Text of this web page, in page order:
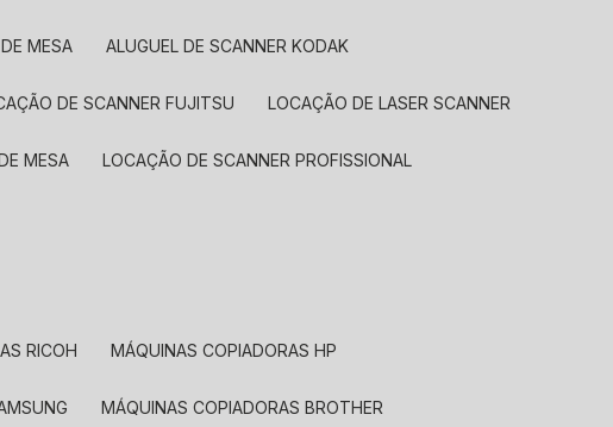
DE MESA ALUGUEL DE SCANNER KODAK
DE SCANNER FUJITSU LOCAÇÃO DE LASER SCANNER
MESA LOCAÇÃO DE SCANNER PROFISSIONAL
RICOH MÁQUINAS COPIADORAS HP
MÁQUINAS COPIADORAS BROTHER